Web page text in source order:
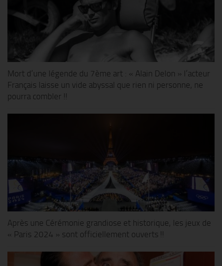
Mort d’une légende du 7ème art : « Alain Delon » l’acteur
Français laisse un vide abyssal que rien ni personne, ne
pourra combler !!
Après une Cérémonie grandiose et historique, les jeux de
« Paris 2024 » sont officiellement ouverts !!